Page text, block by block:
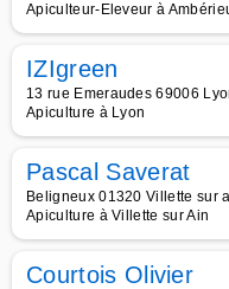
Apiculteur-Eleveur à
IZIgreen
13 rue Emeraudes 69006
Apiculture à Lyon
Pascal Saverat
Beligneux 01320 Villette sur
Apiculture à Villette sur Ain
Courtois Olivier